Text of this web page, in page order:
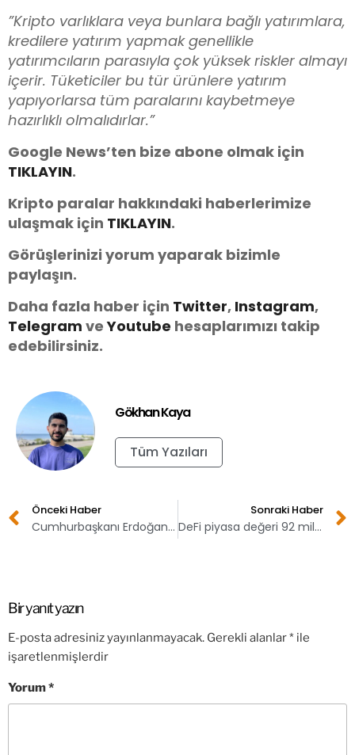
”Kripto varlıklara veya bunlara bağlı yatırımlara,
kredilere yatırım yapmak genellikle
yatırımcıların parasıyla çok yüksek riskler almayı
içerir. Tüketiciler bu tür ürünlere yatırım
yapıyorlarsa tüm paralarını kaybetmeye
hazırlıklı olmalıdırlar.”
Google News’ten bize abone olmak için
TIKLAYIN.
Kripto paralar hakkındaki haberlerimize
ulaşmak için TIKLAYIN.
Görüşlerinizi yorum yaparak bizimle
paylaşın.
Daha fazla haber için Twitter, Instagram,
Telegram veYoutube hesaplarımızı takip
edebilirsiniz.
Gökhan Kaya
Tüm Yazıları
Önceki Haber
Cumhurbaşkanı Erdoğan Nayib Bukele ile görüşecek
Sonraki Haber
DeFi piyasa değeri 92 milyar dolara geriledi!
Bir yanıt yazın
E-posta adresiniz yayınlanmayacak. Gerekli alanlar* ile
işaretlenmişlerdir
Yorum*